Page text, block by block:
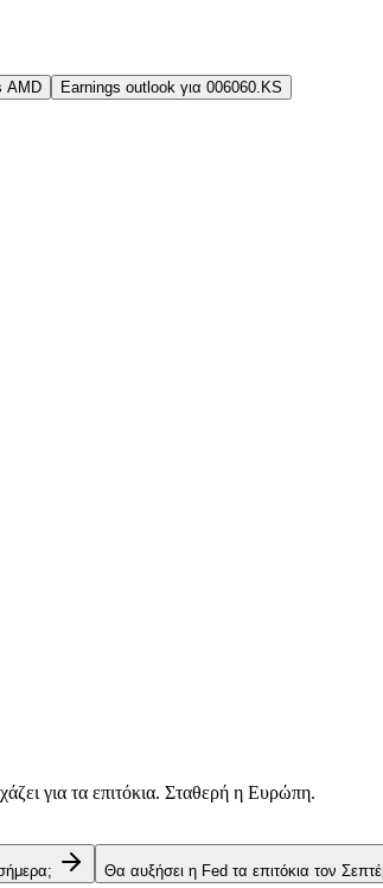
AMD Earnings outlook για 006060.KS
για τα επιτόκια. Σταθερή η Ευρώπη.
Θα αυξήσει η Fed τα επιτόκια τον